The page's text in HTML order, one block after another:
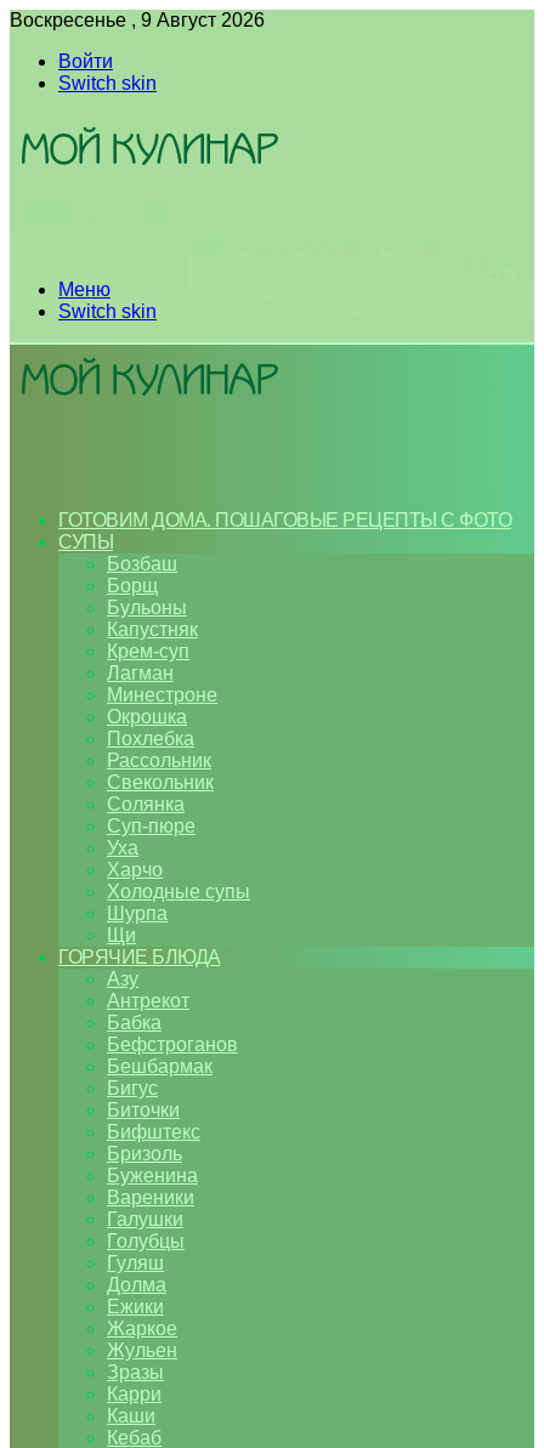
Воскресенье , 9 Август 2026
Войти
Switch skin
Меню
Switch skin
ГОТОВИМ ДОМА. ПОШАГОВЫЕ РЕЦЕПТЫ С ФОТО
СУПЫ
Бозбаш
Борщ
Бульоны
Капустняк
Крем-суп
Лагман
Минестроне
Окрошка
Похлебка
Рассольник
Свекольник
Солянка
Суп-пюре
Уха
Харчо
Холодные супы
Шурпа
Щи
ГОРЯЧИЕ БЛЮДА
Азу
Антрекот
Бабка
Бефстроганов
Бешбармак
Бигус
Биточки
Бифштекс
Бризоль
Буженина
Вареники
Галушки
Голубцы
Гуляш
Долма
Ежики
Жаркое
Жульен
Зразы
Карри
Каши
Кебаб